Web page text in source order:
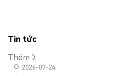
Tin tức
Thêm
2026-07-24